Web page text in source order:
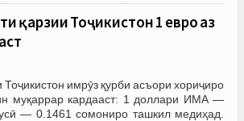
қарзии Тоҷикистон 1 евро аз
имрӯз қурби асъори хориҷиро
муқаррар кардааст: 1 доллари ИМА —
— 0.1461 сомониро ташкил медиҳад.